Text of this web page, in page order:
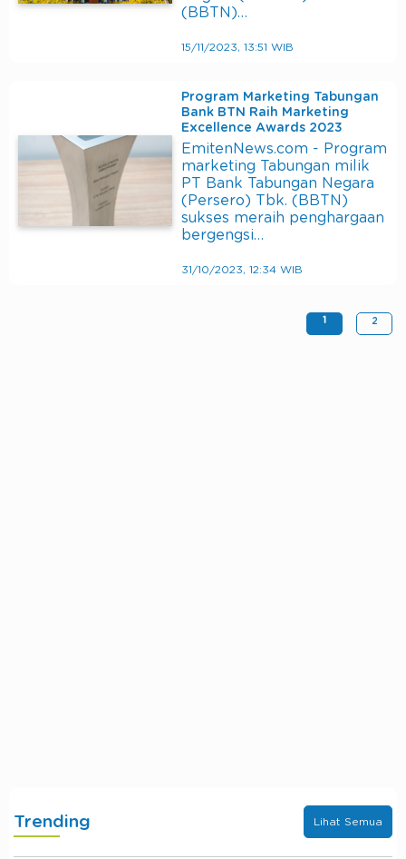
(BBTN)…
15/11/2023, 13:51 WIB
Program Marketing Tabungan
Bank BTN Raih Marketing
Excellence Awards 2023
EmitenNews.com - Program
marketing Tabungan milik
PT Bank Tabungan Negara
(Persero) Tbk. (BBTN)
sukses meraih penghargaan
bergengsi…
31/10/2023, 12:34 WIB
1 2
Trending Lihat Semua